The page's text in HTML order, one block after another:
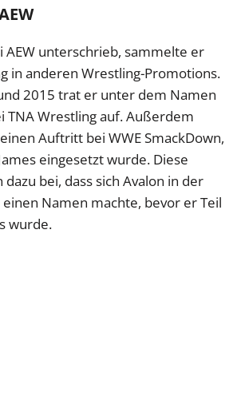
AEW unterschrieb, sammelte er
in anderen Wrestling-Promotions.
2015 trat er unter dem Namen
TNA Wrestling auf. Außerdem
Auftritt bei WWE SmackDown,
eingesetzt wurde. Diese
bei, dass sich Avalon in der
Namen machte, bevor er Teil
wurde.